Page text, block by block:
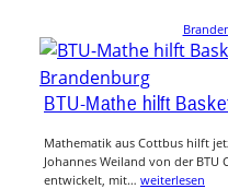
BTU-Mathe hilft
Mathematik aus Cottbus hilft
Johannes Weiland von der
entwickelt, mit… weiterlesen